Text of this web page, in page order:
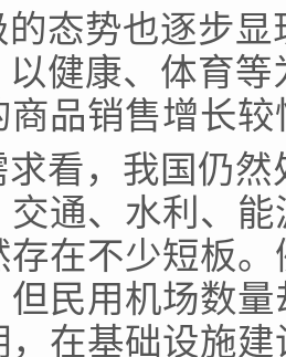
态势也逐步
健康、体育
品销售增长
看，我国仍
通、水利、
存在不少短板
但民用机场数
在基础设施